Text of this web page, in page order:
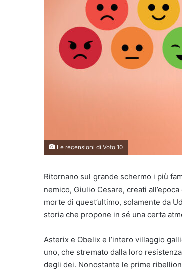
Le recensioni di Voto 10
Ritornano sul grande schermo i più
nemico, Giulio Cesare, creati
morte di quest’ultimo, solamente da
storia che propone in sé una certa
Asterix e Obelix e l’intero villaggio
uno, che stremato dalla loro
degli dei. Nonostante le prime